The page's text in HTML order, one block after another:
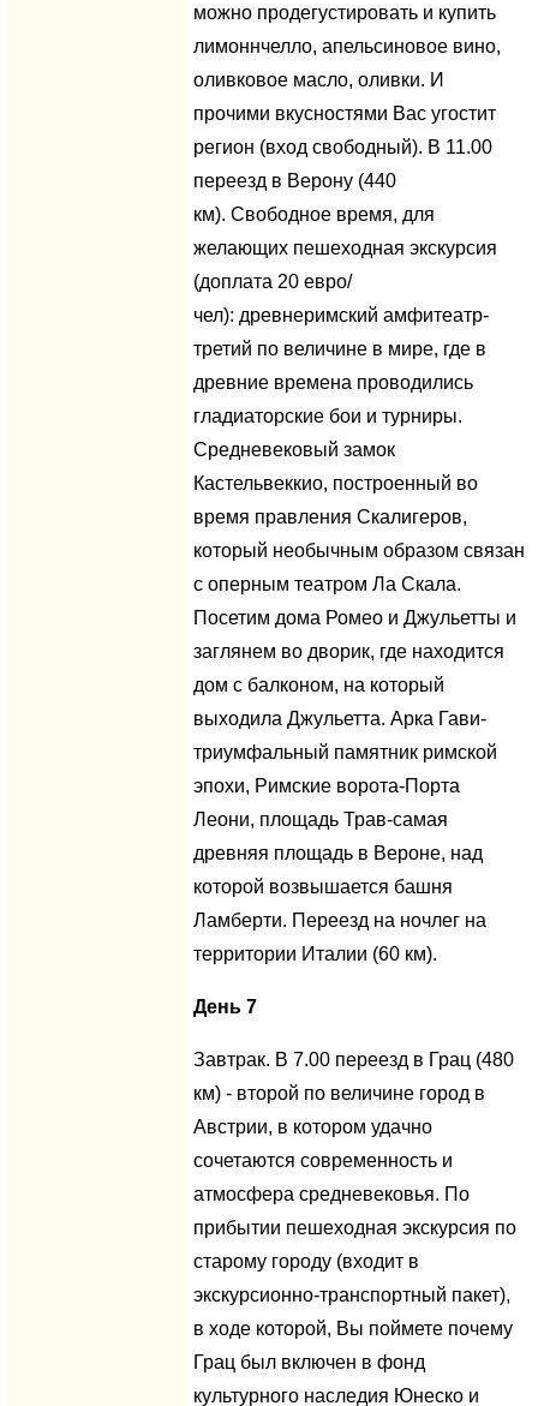
можно продегустировать и купить
лимоннчелло, апельсиновое вино,
оливковое масло, оливки. И
прочими вкусностями Вас угостит
регион (вход свободный). В 11.00
переезд в Верону (440
км). Свободное время, для
желающих пешеходная экскурсия
(доплата 20 евро/
чел): древнеримский амфитеатр-
третий по величине в мире, где в
древние времена проводились
гладиаторские бои и турниры.
Средневековый замок
Кастельвеккио, построенный во
время правления Скалигеров,
который необычным образом связан
с оперным театром Ла Скала.
Посетим дома Ромео и Джульетты и
заглянем во дворик, где находится
дом с балконом, на который
выходила Джульетта. Арка Гави-
триумфальный памятник римской
эпохи, Римские ворота-Порта
Леони, площадь Трав-самая
древняя площадь в Вероне, над
которой возвышается башня
Ламберти. Переезд на ночлег на
территории Италии (60 км).
День 7
Завтрак. В 7.00 переезд в Грац (480
км) - второй по величине город в
Австрии, в котором удачно
сочетаются современность и
атмосфера средневековья. По
прибытии пешеходная экскурсия по
старому городу (входит в
экскурсионно-транспортный пакет),
в ходе которой, Вы поймете почему
Грац был включен в фонд
культурного наследия Юнеско и